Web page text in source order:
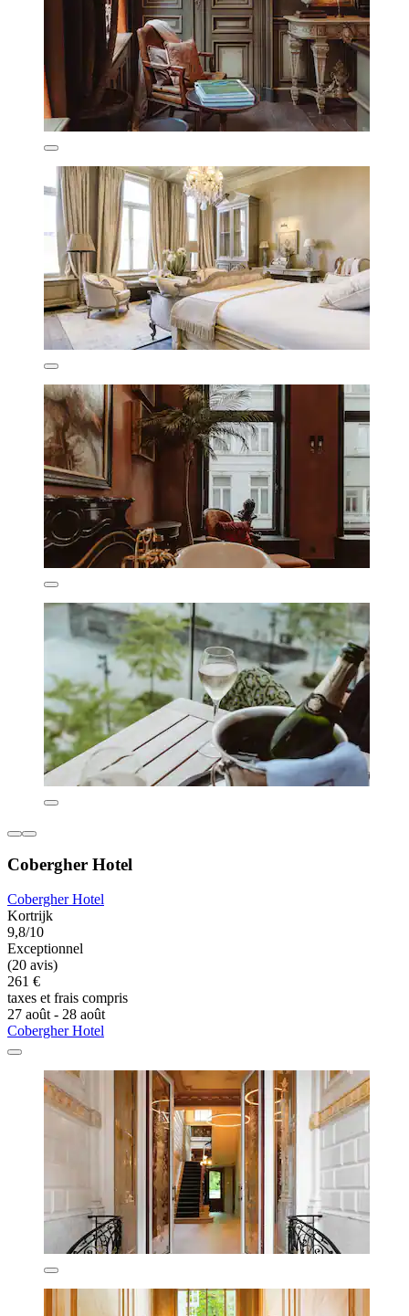
Cobergher Hotel
Cobergher Hotel
Kortrijk
9,8/10
Exceptionnel
(20 avis)
261 €
taxes et frais compris
27 août - 28 août
Cobergher Hotel